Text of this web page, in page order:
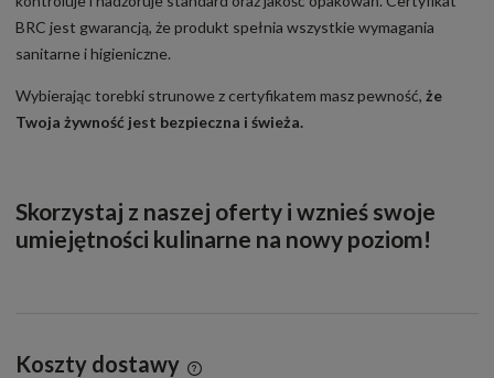
BRC jest gwarancją, że produkt spełnia wszystkie wymagania
sanitarne i higieniczne.
Wybierając torebki strunowe z certyfikatem masz pewność, że
Twoja żywność jest bezpieczna i świeża.
Skorzystaj z naszej oferty i wznieś swoje
umiejętności kulinarne na nowy poziom!
Koszty dostawy